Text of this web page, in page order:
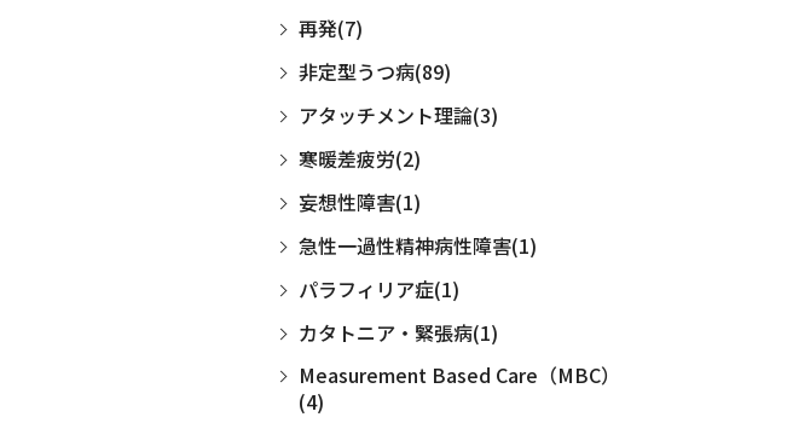
再発(7)
非定型うつ病(89)
アタッチメント理論(3)
寒暖差疲労(2)
妄想性障害(1)
急性一過性精神病性障害(1)
パラフィリア症(1)
カタトニア・緊張病(1)
Measurement Based Care（MBC）
(4)